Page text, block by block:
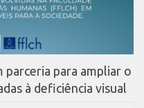
parceria para ampliar o
à deficiência visual